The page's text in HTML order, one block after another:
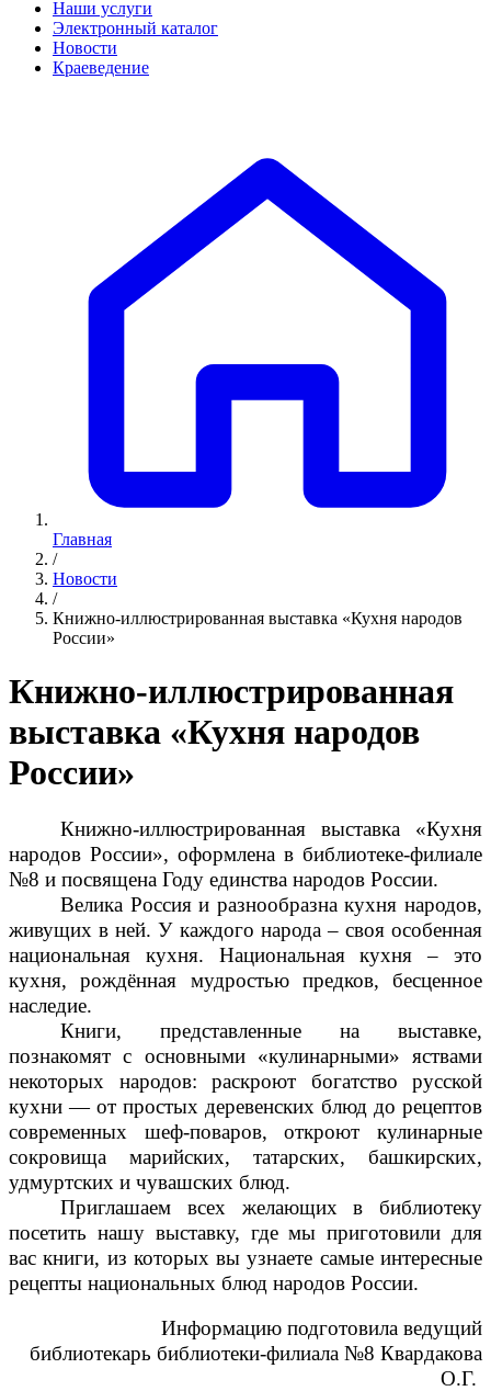
Наши услуги
Электронный каталог
Новости
Краеведение
Главная
/
Новости
/
Книжно-иллюстрированная выставка «Кухня народов
России»
Книжно-иллюстрированная
выставка «Кухня народов
России»
Книжно-иллюстрированная выставка «Кухня
народов России», оформлена в библиотеке-филиале
№8 и посвящена Году единства народов России.
Велика Россия и разнообразна кухня народов,
живущих в ней. У каждого народа – своя особенная
национальная кухня. Национальная кухня – это
кухня, рождённая мудростью предков, бесценное
наследие.
Книги, представленные на выставке,
познакомят с основными «кулинарными» яствами
некоторых народов: раскроют богатство русской
кухни — от простых деревенских блюд до рецептов
современных шеф-поваров, откроют кулинарные
сокровища марийских, татарских, башкирских,
удмуртских и чувашских блюд.
Приглашаем всех желающих в библиотеку
посетить нашу выставку, где мы приготовили для
вас книги, из которых вы узнаете самые интересные
рецепты национальных блюд народов России.
Информацию подготовила ведущий
библиотекарь библиотеки-филиала №8 Квардакова
О.Г.